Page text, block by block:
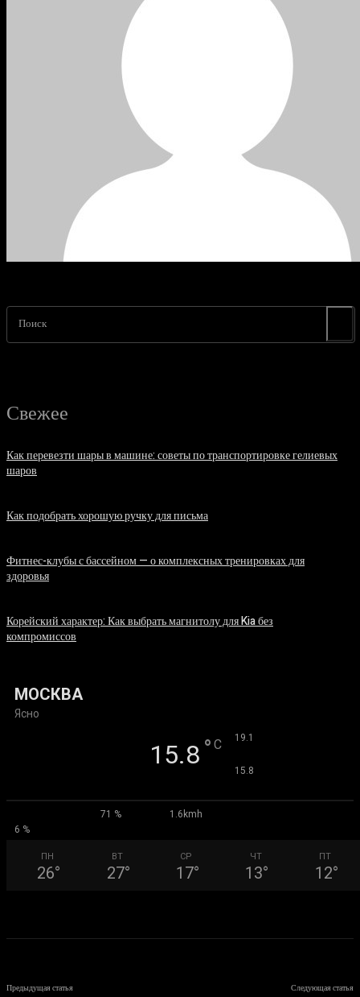
Поиск
Свежее
Как перевезти шары в машине: советы по транспортировке гелиевых
шаров
Как подобрать хорошую ручку для письма
Фитнес-клубы с бассейном — о комплексных тренировках для
здоровья
Корейский характер: Как выбрать магнитолу для Kia без
компромиссов
МОСКВА
Ясно
15.8 ° C 19.1
15.8
71 %
1.6kmh
6 %
ПН
26°
ВТ
27°
СР
17°
ЧТ
13°
ПТ
12°
Предыдущая статья Следующая статья